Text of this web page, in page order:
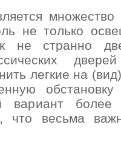
не только
не странно
легкие на
обстановку
более
что весьма